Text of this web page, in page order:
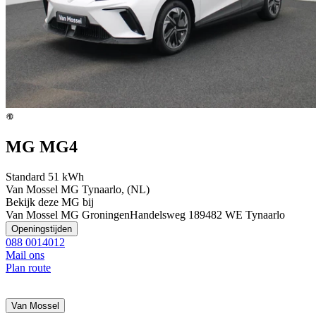
MG MG4
Standard 51 kWh
Van Mossel MG Tynaarlo, (NL)
Bekijk deze MG bij
Van Mossel MG GroningenHandelsweg 189482 WE Tynaarlo
Openingstijden
088 0014012
Mail ons
Plan route
Van Mossel